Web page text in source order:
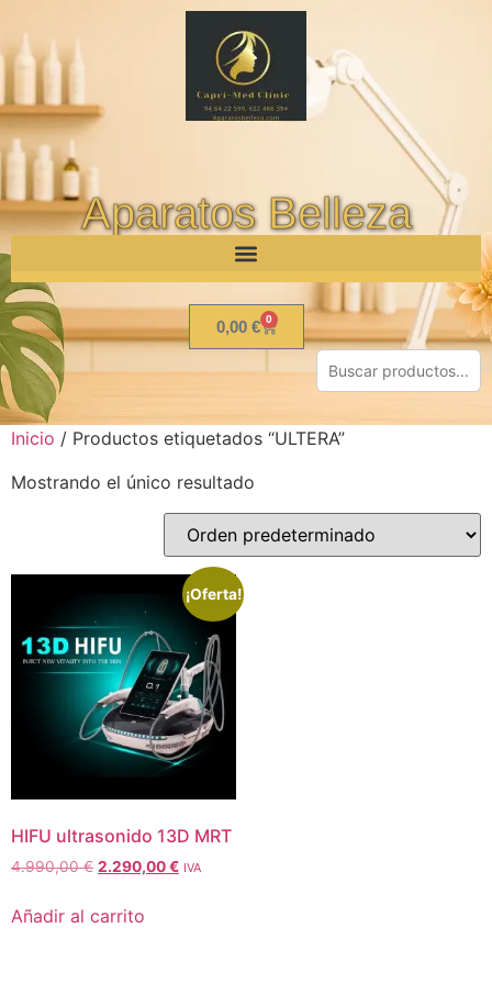
Aparatos Belleza
0,00 € 0
Inicio / Productos etiquetados “ULTERA”
Mostrando el único resultado
¡Oferta!
HIFU ultrasonido 13D MRT
4.990,00€ 2.290,00€ IVA
Añadir al carrito